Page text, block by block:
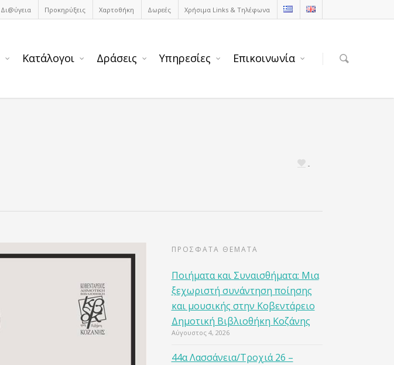
Δι@ύγεια Προκηρύξεις Χαρτοθήκη Δωρεές Χρήσιμα Links & Τηλέφωνα
Κατάλογοι Δράσεις Υπηρεσίες Επικοινωνία
ΠΡΟΣΦΑΤΑ ΘΕΜΑΤΑ
Ποιήματα και Συναισθήματα: Μια
ξεχωριστή συνάντηση ποίησης
και μουσικής στην Κοβεντάρειο
Δημοτική Βιβλιοθήκη Κοζάνης
Αύγουστος 4, 2026
44α Λασσάνεια/Τροχιά 26 –